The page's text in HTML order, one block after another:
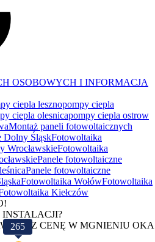
OSOBOWYCH I INFORMACJA
ciepla lesznopompy ciepla
ciepla olesnicapompy ciepla ostrow
Montaż paneli fotowoltaicznych
Dolny ŚląskFotowoltaika
WrocławskieFotowoltaika
Panele fotowoltaiczne
Panele fotowoltaiczne
Fotowoltaika WołówFotowoltaika
Kiełczów
INSTALACJI?
CENĘ W MGNIENIU OKA
265